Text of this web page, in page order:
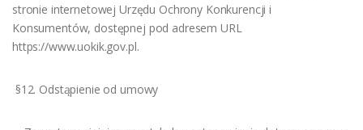
stronie internetowej Urzędu Ochrony Konkurencji i
Konsumentów, dostępnej pod adresem URL
https://www.uokik.gov.pl.
§12. Odstąpienie od umowy